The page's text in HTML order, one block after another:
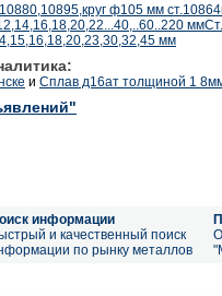
ф105 мм
мм
и Сплав д16ат толщиной 1
информации
и качественный поиск
по рынку металлов